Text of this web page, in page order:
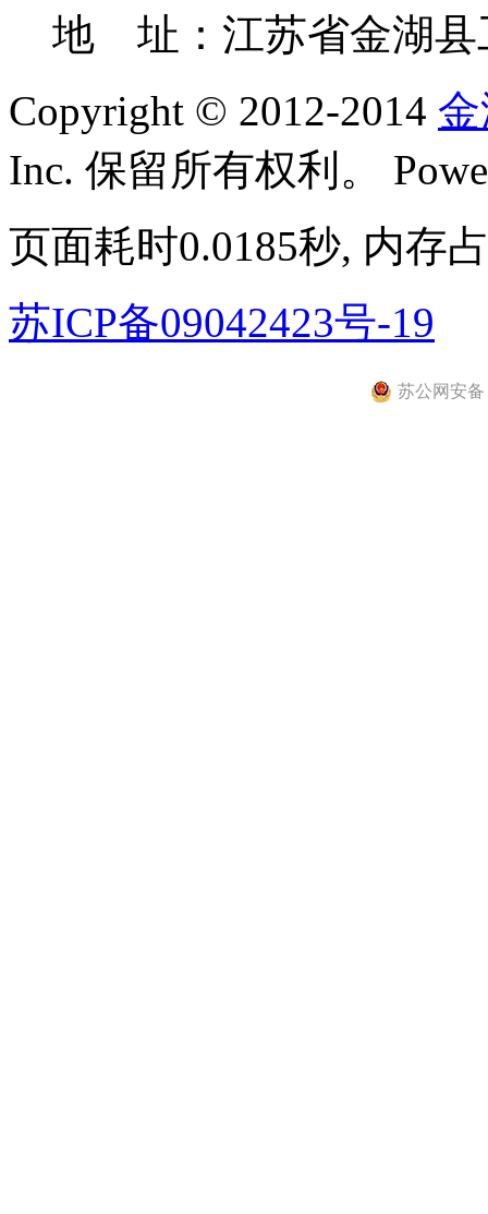
地 址：江苏省金湖县
Copyright © 2012-2014
Inc. 保留所有权利。
页面耗时0.0185秒, 内存
苏ICP备09042423号-19
苏公网安备